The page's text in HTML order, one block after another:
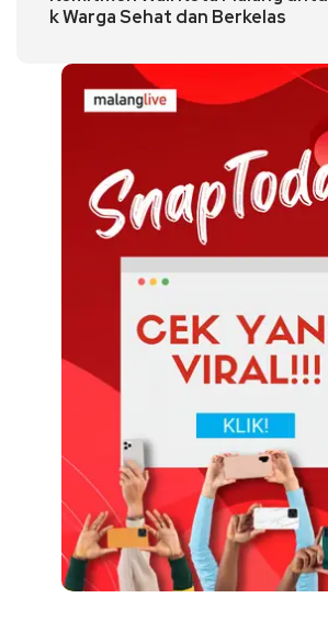
k Warga Sehat dan Berkelas